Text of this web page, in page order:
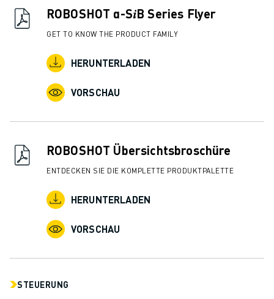
ROBOSHOT α-S𝑖B Series Flyer
GET TO KNOW THE PRODUCT FAMILY
HERUNTERLADEN
VORSCHAU
ROBOSHOT Übersichtsbroschüre
ENTDECKEN SIE DIE KOMPLETTE PRODUKTPALETTE
HERUNTERLADEN
VORSCHAU
STEUERUNG